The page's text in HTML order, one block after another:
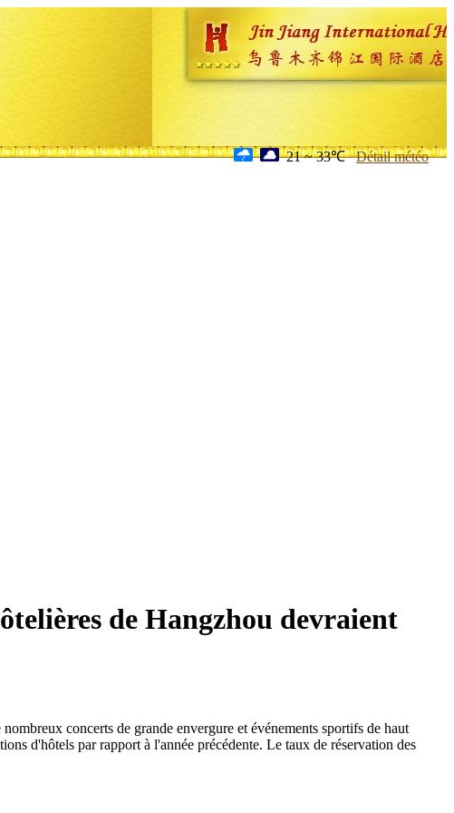
21 ~ 33℃ Détail météo
de Hangzhou devraient
concerts de grande envergure et événements sportifs de haut
d'hôtels par rapport à l'année précédente. Le taux de réservation des